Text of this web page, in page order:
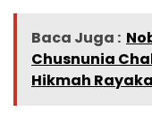
Baca Juga :
Chusnunia
Hikmah